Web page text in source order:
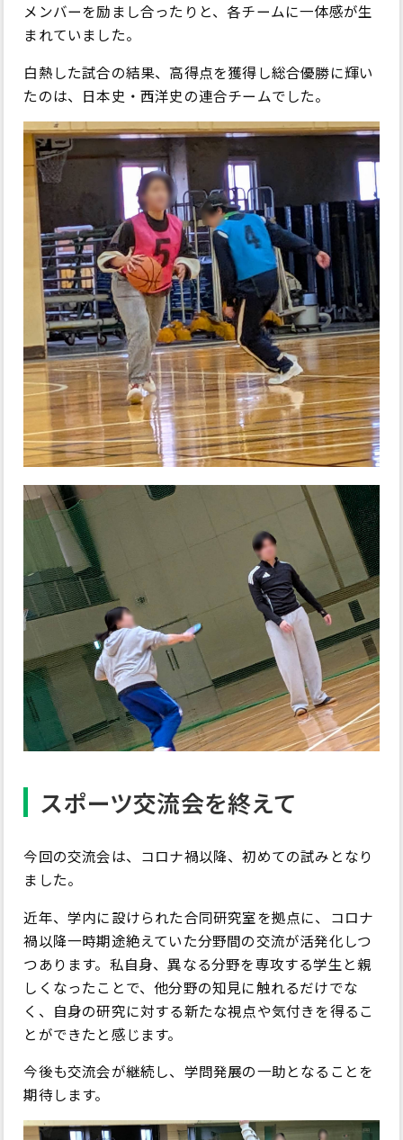
メンバーを励まし合ったりと、各チームに一体感が生
まれていました。
白熱した試合の結果、高得点を獲得し総合優勝に輝い
たのは、日本史・西洋史の連合チームでした。
スポーツ交流会を終えて
今回の交流会は、コロナ禍以降、初めての試みとなり
ました。
近年、学内に設けられた合同研究室を拠点に、コロナ
禍以降一時期途絶えていた分野間の交流が活発化しつ
つあります。私自身、異なる分野を専攻する学生と親
しくなったことで、他分野の知見に触れるだけでな
く、自身の研究に対する新たな視点や気付きを得るこ
とができたと感じます。
今後も交流会が継続し、学問発展の一助となることを
期待します。